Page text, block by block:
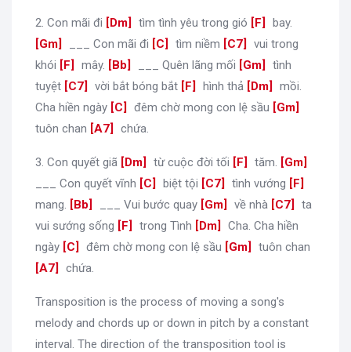
2. Con mãi đi [Dm tìm tình yêu trong gió [F bay.
Gm
___ Con mãi đi [C tìm niềm [C7
vui trong
khói [F mây. [Bb ___ Quên lãng mối [Gm
tình
tuyệt [C7 vời bắt bóng bắt [F hình thả [Dm
mồi.
Cha hiền ngày [C đêm chờ mong con lệ sầu [Gm
tuôn chan [A7 chứa.
3. Con quyết giã [Dm từ cuộc đời tối [F tăm. [Gm
___ Con quyết vĩnh [C biệt tội [C7 tình vướng [F
mang. [Bb ___ Vui bước quay [Gm về nhà [C7
ta
vui sướng sống [F trong Tình [Dm
Cha. Cha hiền
ngày [C đêm chờ mong con lệ sầu [Gm tuôn chan
A7
chứa.
Transposition is the process of moving a song's
melody and chords up or down in pitch by a constant
interval. The direction of the transposition tool is